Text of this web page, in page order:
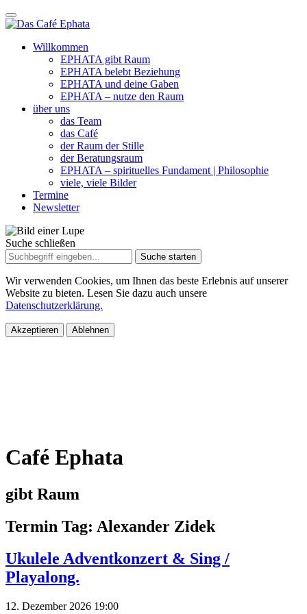
Willkommen
EPHATA gibt Raum
EPHATA belebt Beziehung
EPHATA und deine Gaben
EPHATA – nutze den Raum
über uns
das Team
das Café
der Raum der Stille
der Beratungsraum
EPHATA – spirituelles Fundament | Philosophie
viele, viele Bilder
Termine
Newsletter
Suche schließen
Suche
nach:
Wir verwenden Cookies, um Ihnen das beste Erlebnis auf unserer
Website zu bieten. Lesen Sie dazu auch unsere
Datenschutzerklärung.
Akzeptieren Ablehnen
Café Ephata
gibt Raum
Termin Tag: Alexander Zidek
Ukulele Adventkonzert & Sing /
Playalong.
12. Dezember 2026 19:00